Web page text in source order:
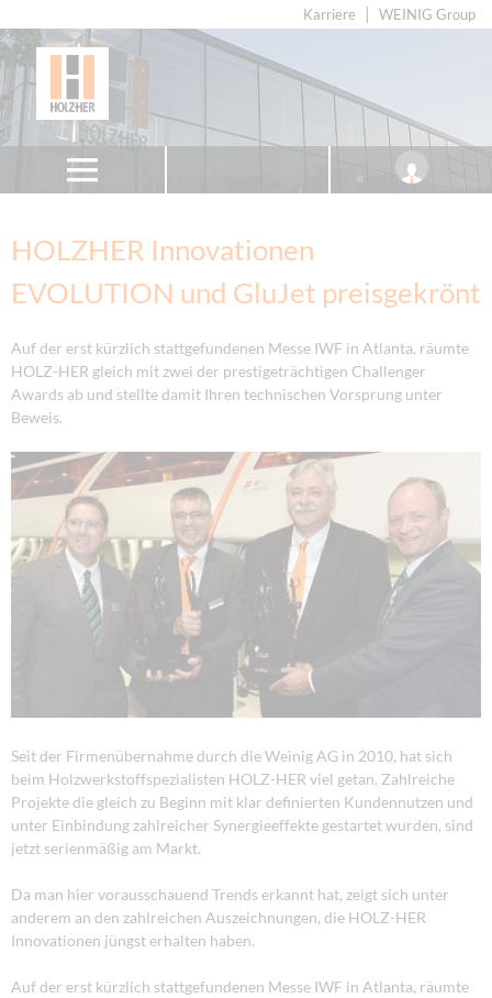
Karriere WEINIG Group
HOLZHER Innovationen
EVOLUTION und GluJet preisgekrönt
Auf der erst kürzlich stattgefundenen Messe IWF in Atlanta, räumte
HOLZ-HER gleich mit zwei der prestigeträchtigen Challenger
Awards ab und stellte damit Ihren technischen Vorsprung unter
Beweis.
Seit der Firmenübernahme durch die Weinig AG in 2010, hat sich
beim Holzwerkstoffspezialisten HOLZ-HER viel getan. Zahlreiche
Projekte die gleich zu Beginn mit klar definierten Kundennutzen und
unter Einbindung zahlreicher Synergieeffekte gestartet wurden, sind
jetzt serienmäßig am Markt.
Da man hier vorausschauend Trends erkannt hat, zeigt sich unter
anderem an den zahlreichen Auszeichnungen, die HOLZ-HER
Innovationen jüngst erhalten haben.
Auf der erst kürzlich stattgefundenen Messe IWF in Atlanta, räumte